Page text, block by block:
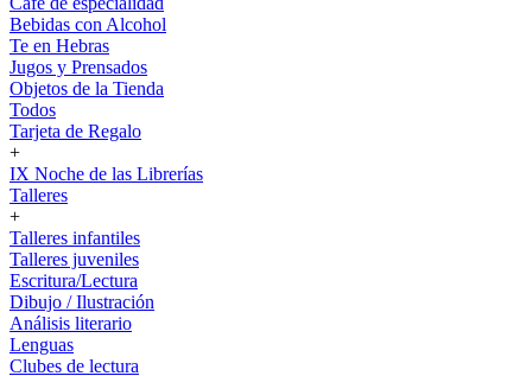
Bebidas con Alcohol
Te en Hebras
Jugos y Prensados
Objetos de la Tienda
Todos
Tarjeta de Regalo
+
IX Noche de las Librerías
Talleres
+
Talleres infantiles
Talleres juveniles
Escritura/Lectura
Dibujo / Ilustración
Análisis literario
Lenguas
Clubes de lectura